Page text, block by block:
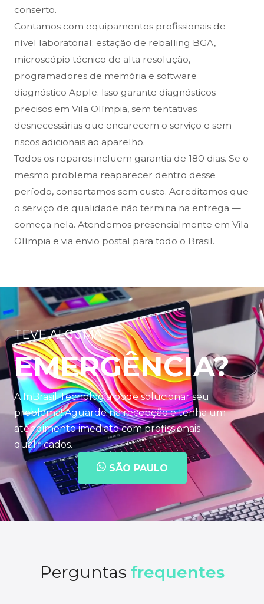
conserto.
Contamos com equipamentos profissionais de
nível laboratorial: estação de reballing BGA,
microscópio técnico de alta resolução,
programadores de memória e software
diagnóstico Apple. Isso garante diagnósticos
precisos em Vila Olímpia, sem tentativas
desnecessárias que encarecem o serviço e sem
riscos adicionais ao aparelho.
Todos os reparos incluem garantia de 180 dias. Se o
mesmo problema reaparecer dentro desse
período, consertamos sem custo. Acreditamos que
o serviço de qualidade não termina na entrega —
começa nela. Atendemos presencialmente em Vila
Olímpia e via envio postal para todo o Brasil.
TEVE ALGUMA
EMERGÊNCIA?
A InBrasil Tecnologia pode solucionar seu
problema! Aguarde na recepção e tenha um
atendimento imediato com profissionais
qualificados.
SÃO PAULO
Perguntas frequentes